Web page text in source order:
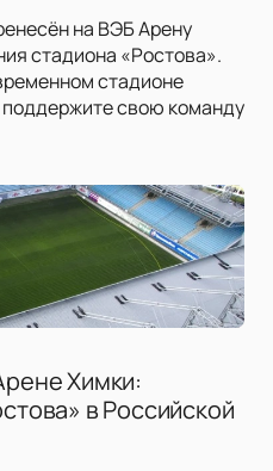
на ВЭБ Арену
стадиона «Ростова».
стадионе
свою команду
Химки:
в Российской